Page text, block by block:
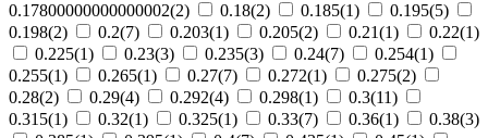
0.17800000000000002(2)
0.18(2) 0.185(1)
0.195(5)
0.198(2)
0.2(7) 0.203(1) 0.205(2) 0.21(1)
0.22(1)
0.225(1)
0.23(3) 0.235(3) 0.24(7)
0.254(1)
0.255(1)
0.265(1) 0.27(7) 0.272(1)
0.275(2)
0.28(2)
0.29(4) 0.292(4) 0.298(1)
0.3(11)
0.315(1)
0.32(1) 0.325(1) 0.33(7) 0.36(1)
0.38(3)